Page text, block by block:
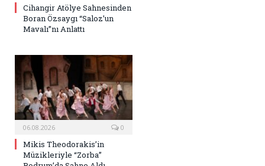
Cihangir Atölye Sahnesinden
Boran Özsaygı “Saloz’un
Mavalı”nı Anlattı
06.08.2026 0
Mikis Theodorakis’in
Müzikleriyle “Zorba”